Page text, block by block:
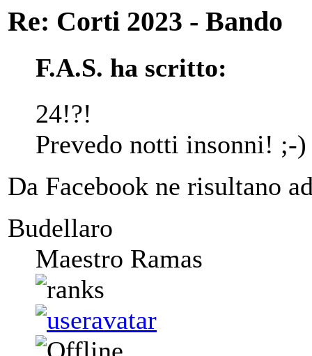
Re: Corti 2023 - Bando
F.A.S. ha scritto:
24!?!
Prevedo notti insonni! ;-)
Da Facebook ne risultano
Budellaro
Maestro Ramas